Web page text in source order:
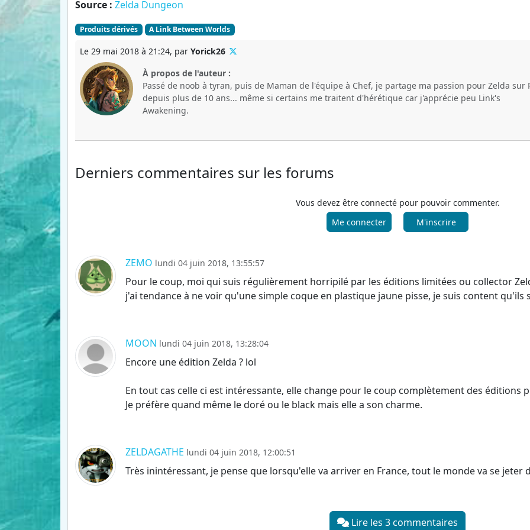
Source : Zelda Dungeon
Produits dérivés A Link Between Worlds
Le 29 mai 2018 à 21:24, par Yorick26
À propos de l'auteur :
Passé de noob à tyran, puis de Maman de l'équipe à Chef, je partage ma passion pour Zelda sur
depuis plus de 10 ans... même si certains me traitent d'hérétique car j'apprécie peu Link's
Awakening.
Derniers commentaires sur les forums
Vous devez être connecté pour pouvoir commenter.
Me connecter
M'inscrire
ZEMO lundi 04 juin 2018, 13:55:57
Pour le coup, moi qui suis régulièrement horripilé par les éditions limitées ou collector
j'ai tendance à ne voir qu'une simple coque en plastique jaune pisse, je suis content
MOON lundi 04 juin 2018, 13:28:04
Encore une édition Zelda ? lol
En tout cas celle ci est intéressante, elle change pour le coup complètement des éditions
Je préfère quand même le doré ou le black mais elle a son charme.
ZELDAGATHE lundi 04 juin 2018, 12:00:51
Très inintéressant, je pense que lorsqu'elle va arriver en France, tout le monde va se jeter
Lire les 3 commentaires